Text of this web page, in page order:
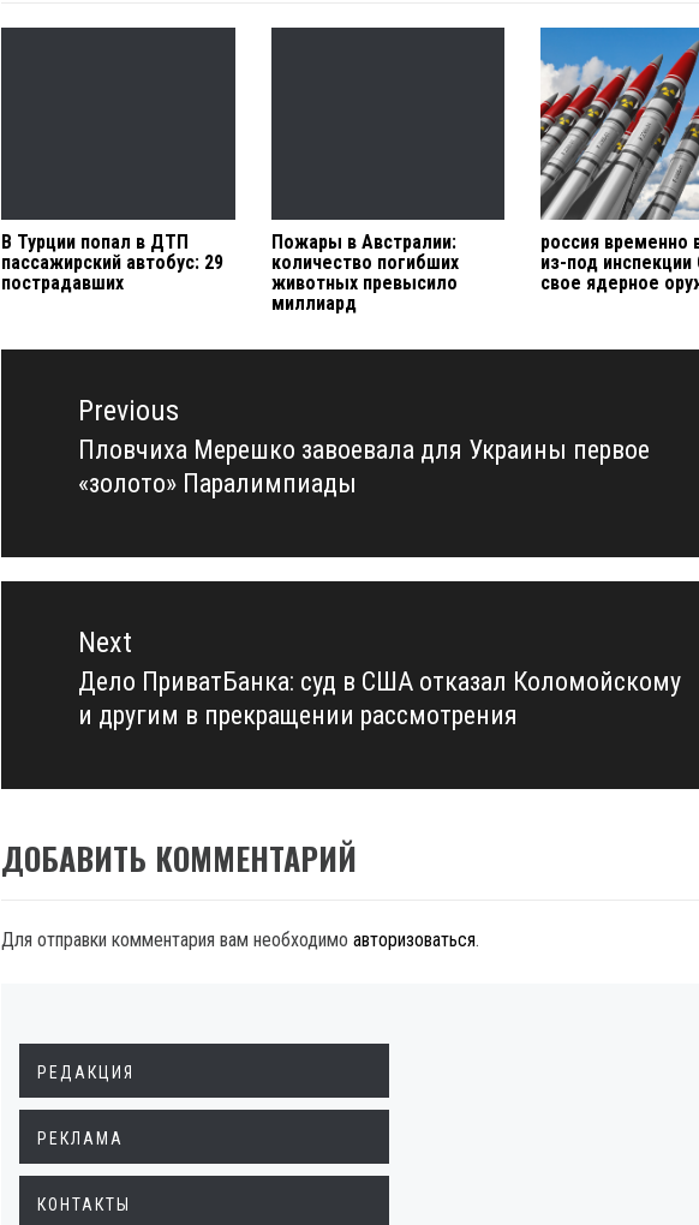
В Турции попал в ДТП
пассажирский автобус: 29
пострадавших
Пожары в Австралии:
количество погибших
животных превысило
миллиард
россия временно
из-под
свое ядерное
Навигация
записямPrevious
Previous
post:
Пловчиха Мерешко завоевала для Украины первое
«золото» Паралимпиады
Next
Next
post:
Дело ПриватБанка: суд в США отказал Коломойскому
и другим в прекращении рассмотрения
ДОБАВИТЬ КОММЕНТАРИЙ
Для отправки комментария вам необходимо авторизоваться.
РЕДАКЦИЯ
РЕКЛАМА
КОНТАКТЫ